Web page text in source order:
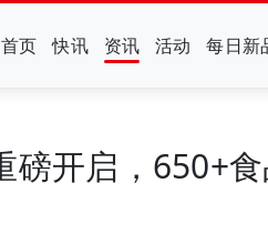
首页 快讯 资讯 活动 每日新
磅开启，650+